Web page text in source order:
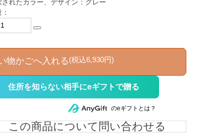
されたカラー、デザイン：グレー
物かごへ入れる(税込6,930円)
住所を知らない相手にeギフトで贈る
のeギフトとは？
この商品について問い合わせる